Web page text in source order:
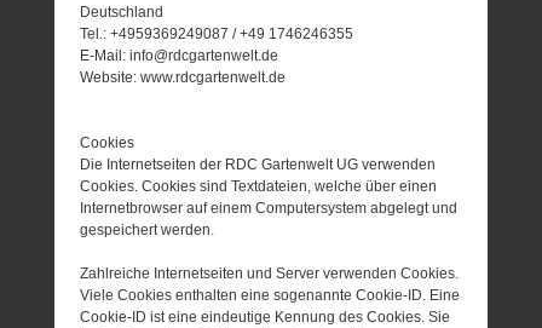
Deutschland
Tel.: +4959369249087 / +49 1746246355
E-Mail: info@rdcgartenwelt.de
Website: www.rdcgartenwelt.de
Cookies
Die Internetseiten der RDC Gartenwelt UG verwenden
Cookies. Cookies sind Textdateien, welche über einen
Internetbrowser auf einem Computersystem abgelegt und
gespeichert werden.
Zahlreiche Internetseiten und Server verwenden Cookies.
Viele Cookies enthalten eine sogenannte Cookie-ID. Eine
Cookie-ID ist eine eindeutige Kennung des Cookies. Sie